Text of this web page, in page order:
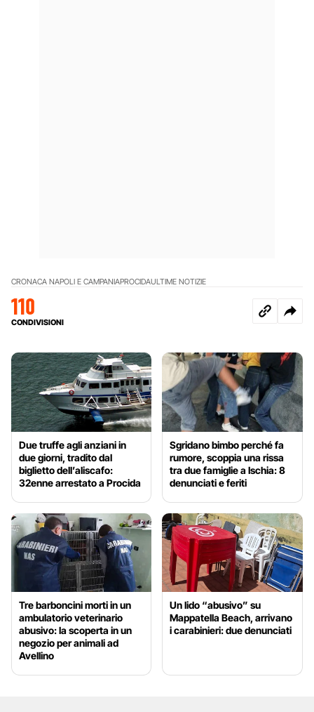
CRONACA NAPOLI E CAMPANIAPROCIDAULTIME NOTIZIE
110
CONDIVISIONI
Due truffe agli anziani in
due giorni, tradito dal
biglietto dell’aliscafo:
32enne arrestato a Procida
Sgridano bimbo perché fa
rumore, scoppia una rissa
tra due famiglie a Ischia: 8
denunciati e feriti
Tre barboncini morti in un
ambulatorio veterinario
abusivo: la scoperta in un
negozio per animali ad
Avellino
Un lido “abusivo” su
Mappatella Beach, arrivano
i carabinieri: due denunciati